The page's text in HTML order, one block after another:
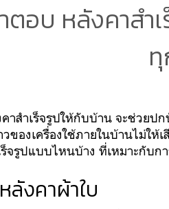
ตอบ หลังคาสำ
าสำเร็จรูปให้กับบ้าน จะช่วยป
ของเครื่องใช้ภายในบ้านไม่ใ
ร็จรูปแบบไหนบ้าง ที่เหมาะกับก
หลังคาผ้าใบ